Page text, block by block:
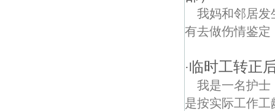
我妈和邻居发
有去做伤情鉴定
·临时工转正
我是一名护士
是按实际工作